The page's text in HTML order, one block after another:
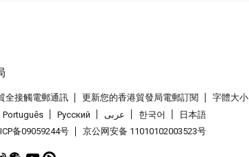
全接觸電郵通訊 更新您的香港貿發局電郵訂閱
字體大小
Português Pусский عربى 한국어
日本語
备09059244号 京公网安备 11010102003523号